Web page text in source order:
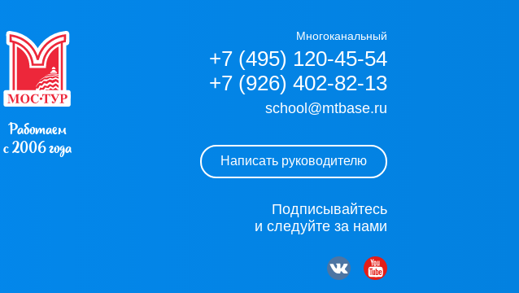
Работаем
с 2006 года
Многоканальный
+7 (495) 120-45-54
+7 (926) 402-82-13
school@mtbase.ru
Написать руководителю
Подписывайтесь
и следуйте за нами